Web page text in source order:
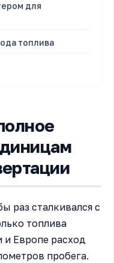
для
топлива
раз сталкивался с
топлива
и Европе расход
пробега.